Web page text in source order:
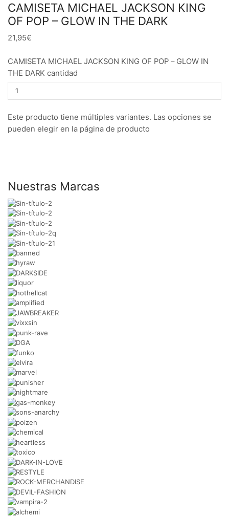
CAMISETA MICHAEL JACKSON KING
OF POP – GLOW IN THE DARK
21,95€
CAMISETA MICHAEL JACKSON KING OF POP – GLOW IN
THE DARK cantidad
Este producto tiene múltiples variantes. Las opciones se
pueden elegir en la página de producto
Nuestras Marcas